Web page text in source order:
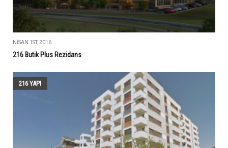
NISAN 1ST, 2016
216 Butik Plus Rezidans
216 YAPI